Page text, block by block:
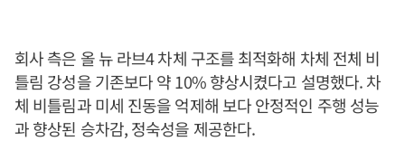
회사 측은 올 뉴 라브4 차체 구조를 최적화해 차체 전체 비
틀림 강성을 기존보다 약 10% 향상시켰다고 설명했다. 차
체 비틀림과 미세 진동을 억제해 보다 안정적인 주행 성능
과 향상된 승차감, 정숙성을 제공한다.